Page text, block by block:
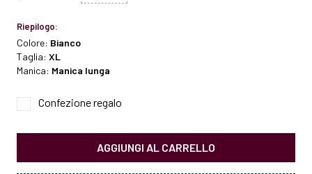
Riepilogo:
Colore: Bianco
Taglia: XL
Manica: Manica lunga
Confezione regalo
AGGIUNGI AL CARRELLO